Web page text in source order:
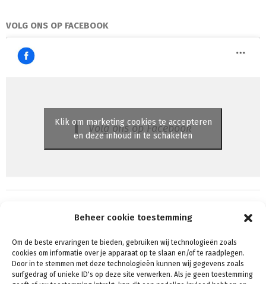
Beheer cookie toestemming
Om de beste ervaringen te bieden, gebruiken wij technologieën zoals
cookies om informatie over je apparaat op te slaan en/of te raadplegen.
Door in te stemmen met deze technologieën kunnen wij gegevens zoals
surfgedrag of unieke ID's op deze site verwerken. Als je geen toestemming
VOLG ONS OP FACEBOOK
Volg ons op Facebook
Klik om marketing cookies te accepteren
en deze inhoud in te schakelen
Algemene voorwaarden
Voorwaarden & condities
Cookiebeleid (EU)